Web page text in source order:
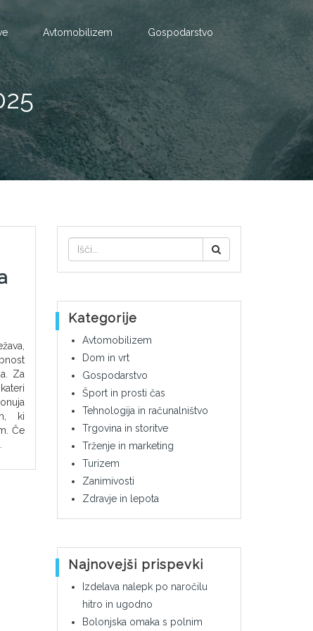
Avtomobilizem Gospodarstvo
Za
ki
Če
Kategorije
Avtomobilizem
Dom in vrt
Gospodarstvo
Šport in prosti čas
Tehnologija in računalništvo
Trgovina in storitve
Trženje in marketing
Turizem
Zanimivosti
Zdravje in lepota
Najnovejši prispevki
Izdelava nalepk po naročilu
hitro in ugodno
Bolonjska omaka s polnim